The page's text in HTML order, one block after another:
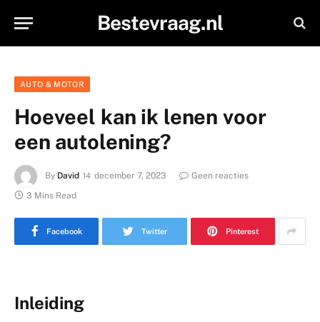
Bestevraag.nl
AUTO & MOTOR
Hoeveel kan ik lenen voor
een autolening?
By David december 7, 2023
Geen reacties
3 Mins Read
Facebook Twitter Pinterest
Inleiding